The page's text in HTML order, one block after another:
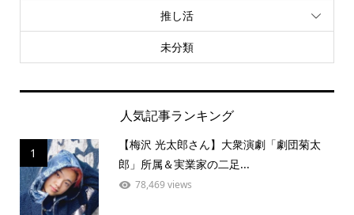
推し活
未分類
人気記事ランキング
1
【梅沢 光太郎さん】大衆演劇「劇団菊太
郎」所属＆実業家の二足...
78,469 views